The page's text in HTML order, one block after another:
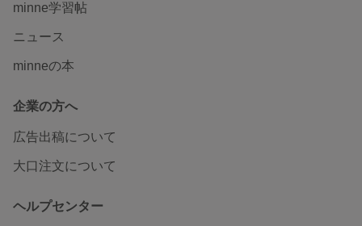
minne学習帖
ニュース
minneの本
企業の方へ
広告出稿について
大口注文について
ヘルプセンター